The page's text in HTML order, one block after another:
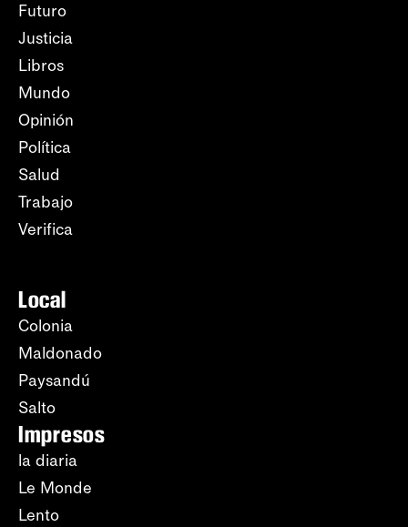
Futuro
Justicia
Libros
Mundo
Opinión
Política
Salud
Trabajo
Verifica
Local
Colonia
Maldonado
Paysandú
Salto
Impresos
la diaria
Le Monde
Lento